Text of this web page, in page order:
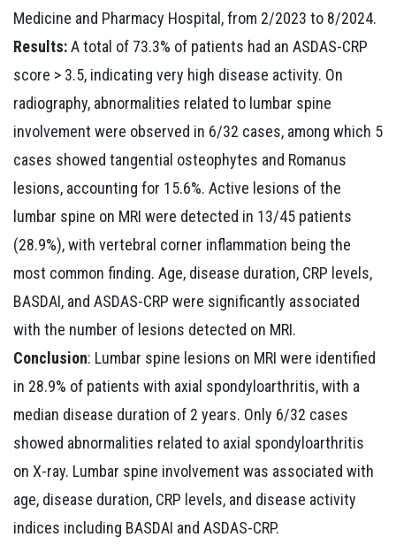
Medicine and Pharmacy Hospital, from 2/2023 to 8/2024.
Results:A total of 73.3% of patients had an ASDAS-CRP
score > 3.5, indicating very high disease activity. On
radiography, abnormalities related to lumbar spine
involvement were observed in 6/32 cases, among which 5
cases showed tangential osteophytes and Romanus
lesions, accounting for 15.6%. Active lesions of the
lumbar spine on MRI were detected in 13/45 patients
(28.9%), with vertebral corner inflammation being the
most common finding. Age, disease duration, CRP levels,
BASDAI, and ASDAS-CRP were significantly associated
with the number of lesions detected on MRI.
Conclusion: Lumbar spine lesions on MRI were identified
in 28.9% of patients with axial spondyloarthritis, with a
median disease duration of 2 years. Only 6/32 cases
showed abnormalities related to axial spondyloarthritis
on X-ray. Lumbar spine involvement was associated with
age, disease duration, CRP levels, and disease activity
indices including BASDAI and ASDAS-CRP.